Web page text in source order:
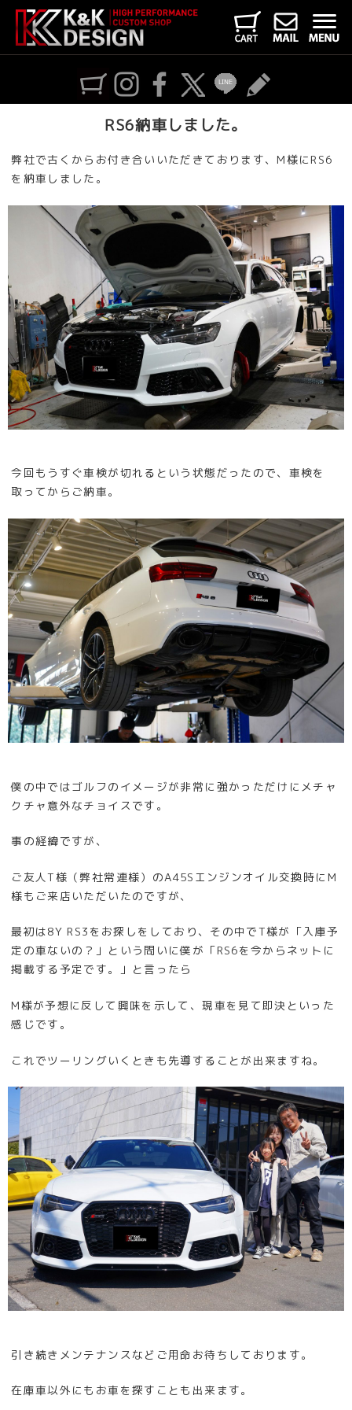
RS6納車しました。
弊社で古くからお付き合いいただきております、M様にRS6
を納車しました。
今回もうすぐ車検が切れるという状態だったので、車検を
取ってからご納車。
僕の中ではゴルフのイメージが非常に強かっただけにメチャ
クチャ意外なチョイスです。
事の経緯ですが、
ご友人T様（弊社常連様）のA45Sエンジンオイル交換時にM
様もご来店いただいたのですが、
最初は8Y RS3をお探しをしており、その中でT様が「入庫予
定の車ないの？」という問いに僕が「RS6を今からネットに
掲載する予定です。」と言ったら
M様が予想に反して興味を示して、現車を見て即決といった
感じです。
これでツーリングいくときも先導することが出来ますね。
引き続きメンテナンスなどご用命お待ちしております。
在庫車以外にもお車を探すことも出来ます。